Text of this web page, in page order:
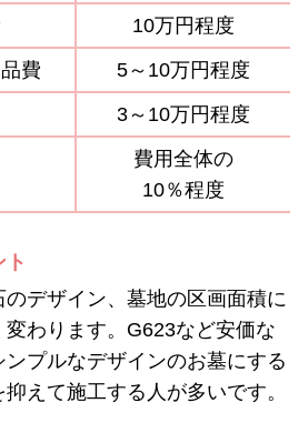
10万円程度
費
5～10万円程度
3～10万円程度
費用全体の
10％程度
デザイン、墓地の区画面積に
わります。G623など安価な
プルなデザインのお墓にする
えて施工する人が多いです。